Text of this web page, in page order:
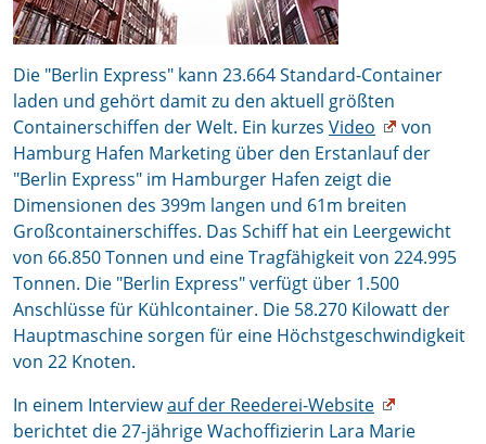
Die "Berlin Express" kann 23.664 Standard-Container
laden und gehört damit zu den aktuell größten
Containerschiffen der Welt. Ein kurzes Video
von
Hamburg Hafen Marketing über den Erstanlauf der
"Berlin Express" im Hamburger Hafen zeigt die
Dimensionen des 399m langen und 61m breiten
Großcontainerschiffes. Das Schiff hat ein Leergewicht
von 66.850 Tonnen und eine Tragfähigkeit von 224.995
Tonnen. Die "Berlin Express" verfügt über 1.500
Anschlüsse für Kühlcontainer. Die 58.270 Kilowatt der
Hauptmaschine sorgen für eine Höchstgeschwindigkeit
von 22 Knoten.
In einem Interviewauf der Reederei-Website
berichtet die 27-jährige Wachoffizierin Lara Marie